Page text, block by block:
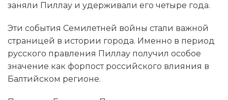
заняли Пиллау и удерживали его четыре года.
Эти события Семилетней войны стали важной
страницей в истории города. Именно в период
русского правления Пиллау получил особое
значение как форпост российского влияния в
Балтийском регионе.